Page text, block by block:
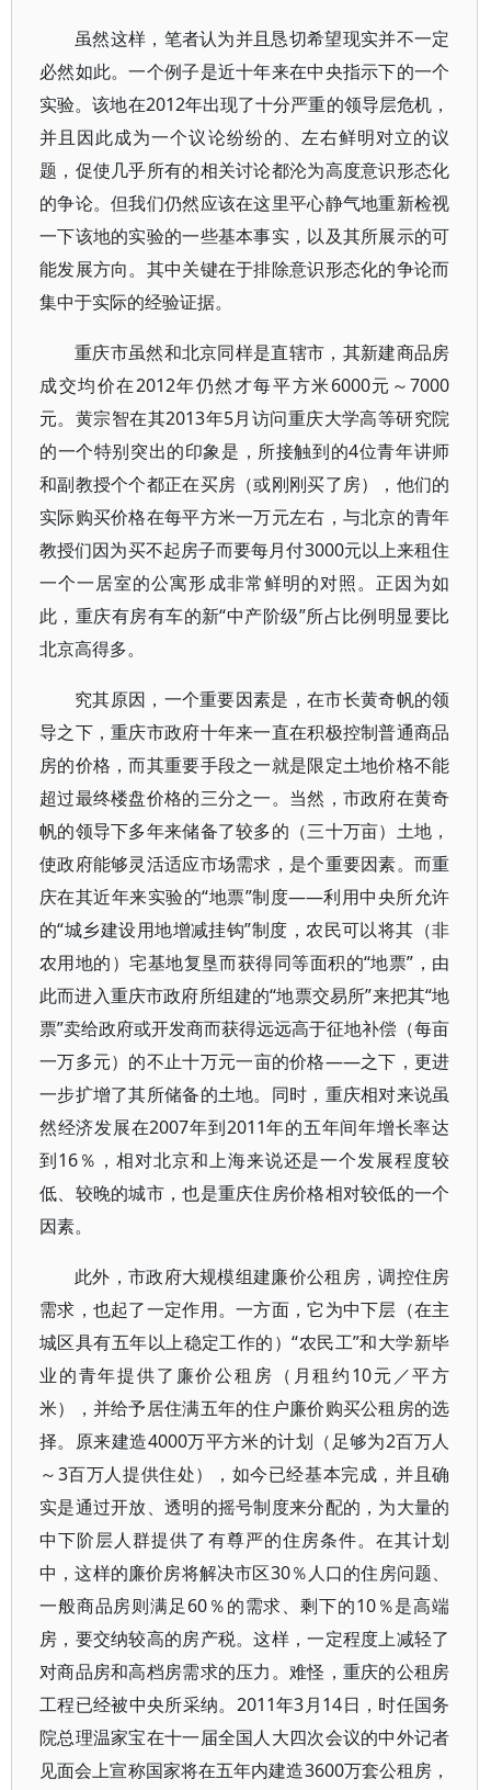
虽然这样，笔者认为并且恳切希望现实并不一定
必然如此。一个例子是近十年来在中央指示下的一个
实验。该地在2012年出现了十分严重的领导层危机，
并且因此成为一个议论纷纷的、左右鲜明对立的议
题，促使几乎所有的相关讨论都沦为高度意识形态化
的争论。但我们仍然应该在这里平心静气地重新检视
一下该地的实验的一些基本事实，以及其所展示的可
能发展方向。其中关键在于排除意识形态化的争论而
集中于实际的经验证据。
重庆市虽然和北京同样是直辖市，其新建商品房
成交均价在2012年仍然才每平方米6000元～7000
元。黄宗智在其2013年5月访问重庆大学高等研究院
的一个特别突出的印象是，所接触到的4位青年讲师
和副教授个个都正在买房（或刚刚买了房），他们的
实际购买价格在每平方米一万元左右，与北京的青年
教授们因为买不起房子而要每月付3000元以上来租住
一个一居室的公寓形成非常鲜明的对照。正因为如
此，重庆有房有车的新“中产阶级”所占比例明显要比
北京高得多。
究其原因，一个重要因素是，在市长黄奇帆的领
导之下，重庆市政府十年来一直在积极控制普通商品
房的价格，而其重要手段之一就是限定土地价格不能
超过最终楼盘价格的三分之一。当然，市政府在黄奇
帆的领导下多年来储备了较多的（三十万亩）土地，
使政府能够灵活适应市场需求，是个重要因素。而重
庆在其近年来实验的“地票”制度——利用中央所允许
的“城乡建设用地增减挂钩”制度，农民可以将其（非
农用地的）宅基地复垦而获得同等面积的“地票”，由
此而进入重庆市政府所组建的“地票交易所”来把其“地
票”卖给政府或开发商而获得远远高于征地补偿（每亩
一万多元）的不止十万元一亩的价格——之下，更进
一步扩增了其所储备的土地。同时，重庆相对来说虽
然经济发展在2007年到2011年的五年间年增长率达
到16％，相对北京和上海来说还是一个发展程度较
低、较晚的城市，也是重庆住房价格相对较低的一个
因素。
此外，市政府大规模组建廉价公租房，调控住房
需求，也起了一定作用。一方面，它为中下层（在主
城区具有五年以上稳定工作的）“农民工”和大学新毕
业的青年提供了廉价公租房（月租约10元／平方
米），并给予居住满五年的住户廉价购买公租房的选
择。原来建造4000万平方米的计划（足够为2百万人
～3百万人提供住处），如今已经基本完成，并且确
实是通过开放、透明的摇号制度来分配的，为大量的
中下阶层人群提供了有尊严的住房条件。在其计划
中，这样的廉价房将解决市区30％人口的住房问题、
一般商品房则满足60％的需求、剩下的10％是高端
房，要交纳较高的房产税。这样，一定程度上减轻了
对商品房和高档房需求的压力。难怪，重庆的公租房
工程已经被中央所采纳。2011年3月14日，时任国务
院总理温家宝在十一届全国人大四次会议的中外记者
见面会上宣称国家将在五年内建造3600万套公租房，